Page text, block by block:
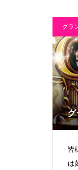
グラ
グ
皆
は